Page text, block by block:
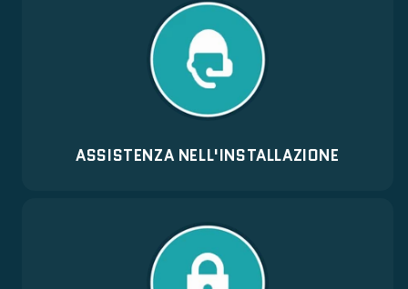
ASSISTENZA NELL'INSTALLAZIONE